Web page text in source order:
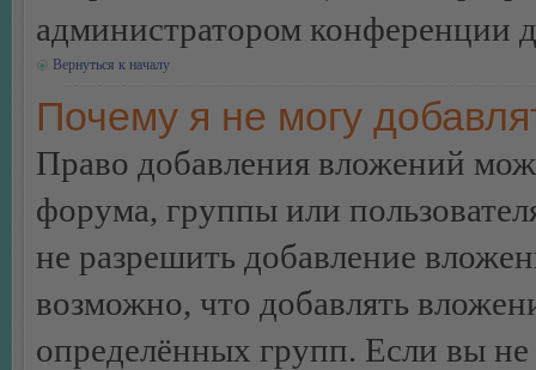
администратором конференции
Вернуться к началу
Почему я не могу
Право добавления вложений
форума, группы или
не разрешить добавление
возможно, что добавлять
определённых групп. Если вы не